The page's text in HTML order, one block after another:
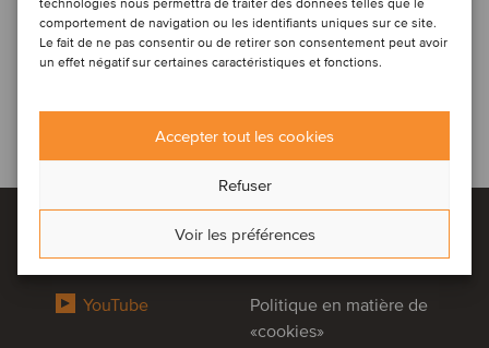
technologies nous permettra de traiter des données telles que le
comportement de navigation ou les identifiants uniques sur ce site.
Le fait de ne pas consentir ou de retirer son consentement peut avoir
un effet négatif sur certaines caractéristiques et fonctions.
Accepter tout les cookies
Refuser
Voir les préférences
LinkedIn
YouTube
Politique de confidentialité
Politique en matière de
«cookies»